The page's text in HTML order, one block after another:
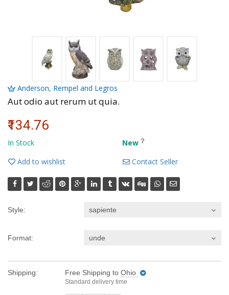
Anderson, Rempel and Legros
Aut odio aut rerum ut quia.
₹134.76
In Stock
New
Add to wishlist
Contact Seller
Style: sapiente
Format: unde
Shipping: Free Shipping to Ohio
Standard delivery time